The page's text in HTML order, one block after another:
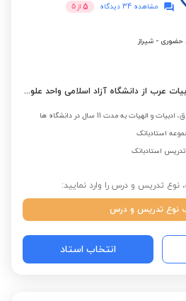
مشاهده 34 دیدگاه
5 از 5
حضوری - شیراز
کارشناسی ارشد زبان و ادبیات عرب از دانشگاه آزاد اسلامی واحد علوم و تحقیقات تهران
به مدت 11 سال در دانشگاه ها
استادبانک
تدریس استادبانک
تدریس و درس را وارد نمایید:
نوع تدریس و درس
انتخاب استاد